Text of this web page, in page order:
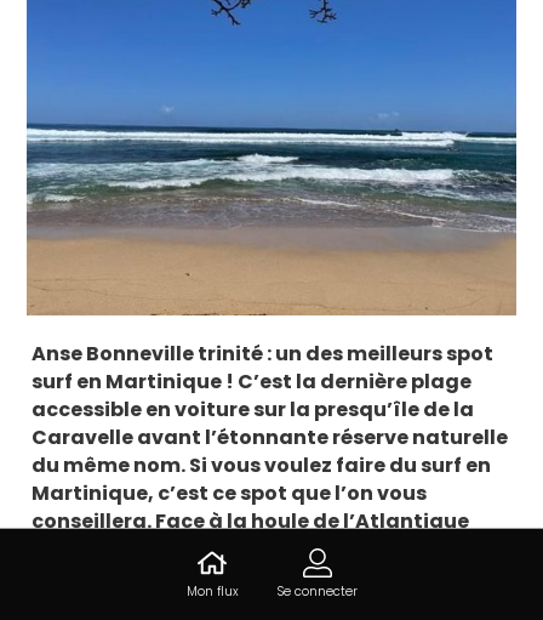
Anse Bonneville trinité : un des meilleurs spot
surf en Martinique ! C’est la dernière plage
accessible en voiture sur la presqu’île de la
Caravelle avant l’étonnante réserve naturelle
du même nom. Si vous voulez faire du surf en
Martinique, c’est ce spot que l’on vous
conseillera. Face à la houle de l’Atlantique
version Caraïbes, cette petite plage cachée
au milieu de la végétation est idéale.
Mon flux Se connecter